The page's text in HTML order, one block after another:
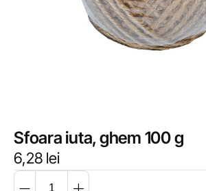
Sfoara iuta, ghem 100 g
6,28 lei